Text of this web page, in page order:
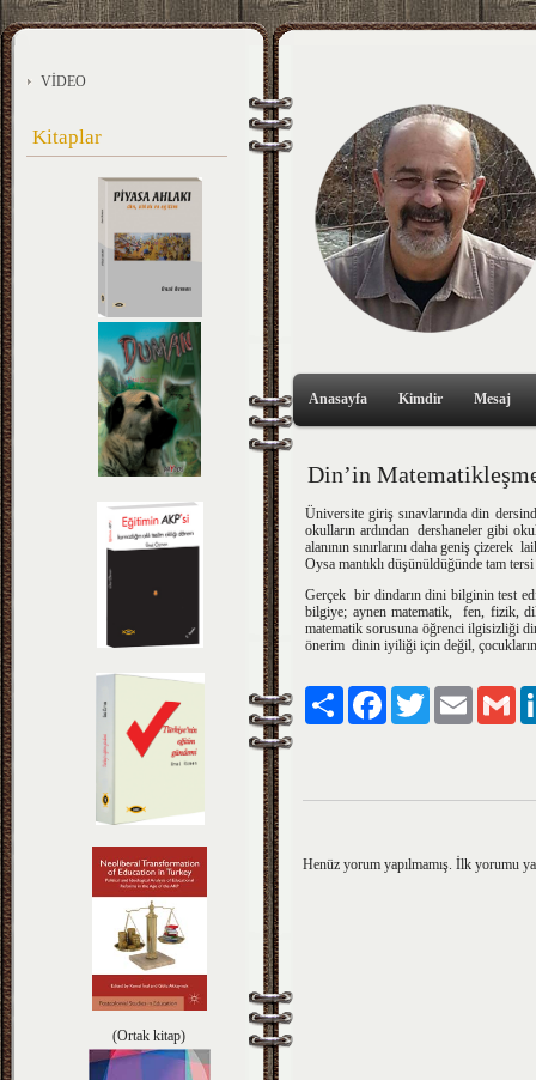
VİDEO
Kitaplar
(Ortak kitap)
Anasayfa Kimdir Mesaj
Din’in
Üniversite giriş sınavlarında din
okulların ardından dershaneler gibi
alanının sınırlarını daha geniş
Oysa mantıklı düşünüldüğünde tam tersi
Gerçek bir dindarın dini bilginin test
bilgiye; aynen matematik, fen, fizik,
matematik sorusuna öğrenci ilgisizliği
önerim dinin iyiliği için değil,
Paylaş FacebookTwitter Email
Henüz yorum yapılmamış. İlk yorumu